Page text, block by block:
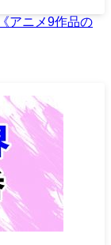
アニメ9作品の